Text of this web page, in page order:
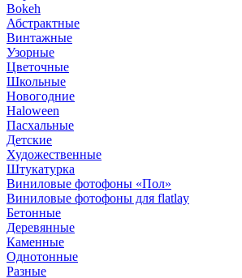
Bokeh
Абстрактные
Винтажные
Узорные
Цветочные
Школьные
Новогодние
Haloween
Пасхальные
Детские
Художественные
Штукатурка
Виниловые фотофоны «Пол»
Виниловые фотофоны для flatlay
Бетонные
Деревянные
Каменные
Однотонные
Разные